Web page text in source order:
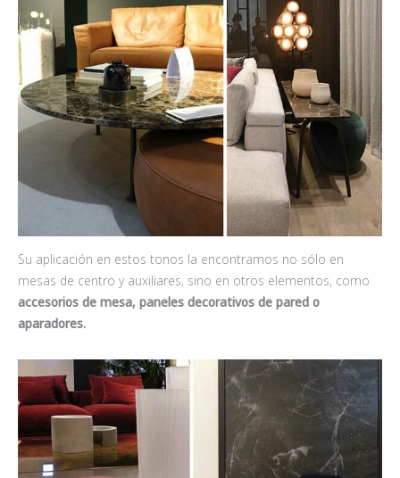
Su aplicación en estos tonos la encontramos no sólo en
mesas de centro y auxiliares, sino en otros elementos, como
accesorios de mesa, paneles decorativos de pared o
aparadores.